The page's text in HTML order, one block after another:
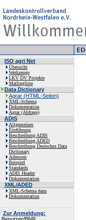
ISO agri Net
Übersicht
Werkzeuge
LKV DV Projekte
Mailingliste
Data Dictionary
Agrar (HTML-Seiten)
XML-Schema
Dokumentation
Agrar (Abfrage)
ADIS
Allgemeines
Einführung
Beschreibung ADIS
Beschreibung ADED
Beschreibung Deutsches Data
Dictionary
Adressen
Beispiel
Standards
ADIS Header
Dokumentation
XML/ADED
XML-Schema dazu
Dokumentation
Zur Anmeldung: